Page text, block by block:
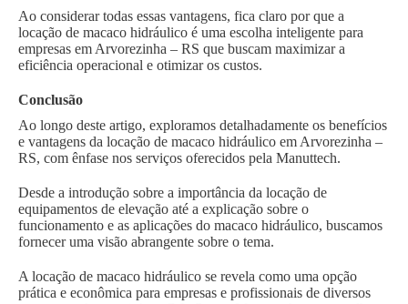
Ao considerar todas essas vantagens, fica claro por que a
locação de macaco hidráulico é uma escolha inteligente para
empresas em Arvorezinha – RS que buscam maximizar a
eficiência operacional e otimizar os custos.
Conclusão
Ao longo deste artigo, exploramos detalhadamente os benefícios
e vantagens da locação de macaco hidráulico em Arvorezinha –
RS, com ênfase nos serviços oferecidos pela Manuttech.
Desde a introdução sobre a importância da locação de
equipamentos de elevação até a explicação sobre o
funcionamento e as aplicações do macaco hidráulico, buscamos
fornecer uma visão abrangente sobre o tema.
A locação de macaco hidráulico se revela como uma opção
prática e econômica para empresas e profissionais de diversos